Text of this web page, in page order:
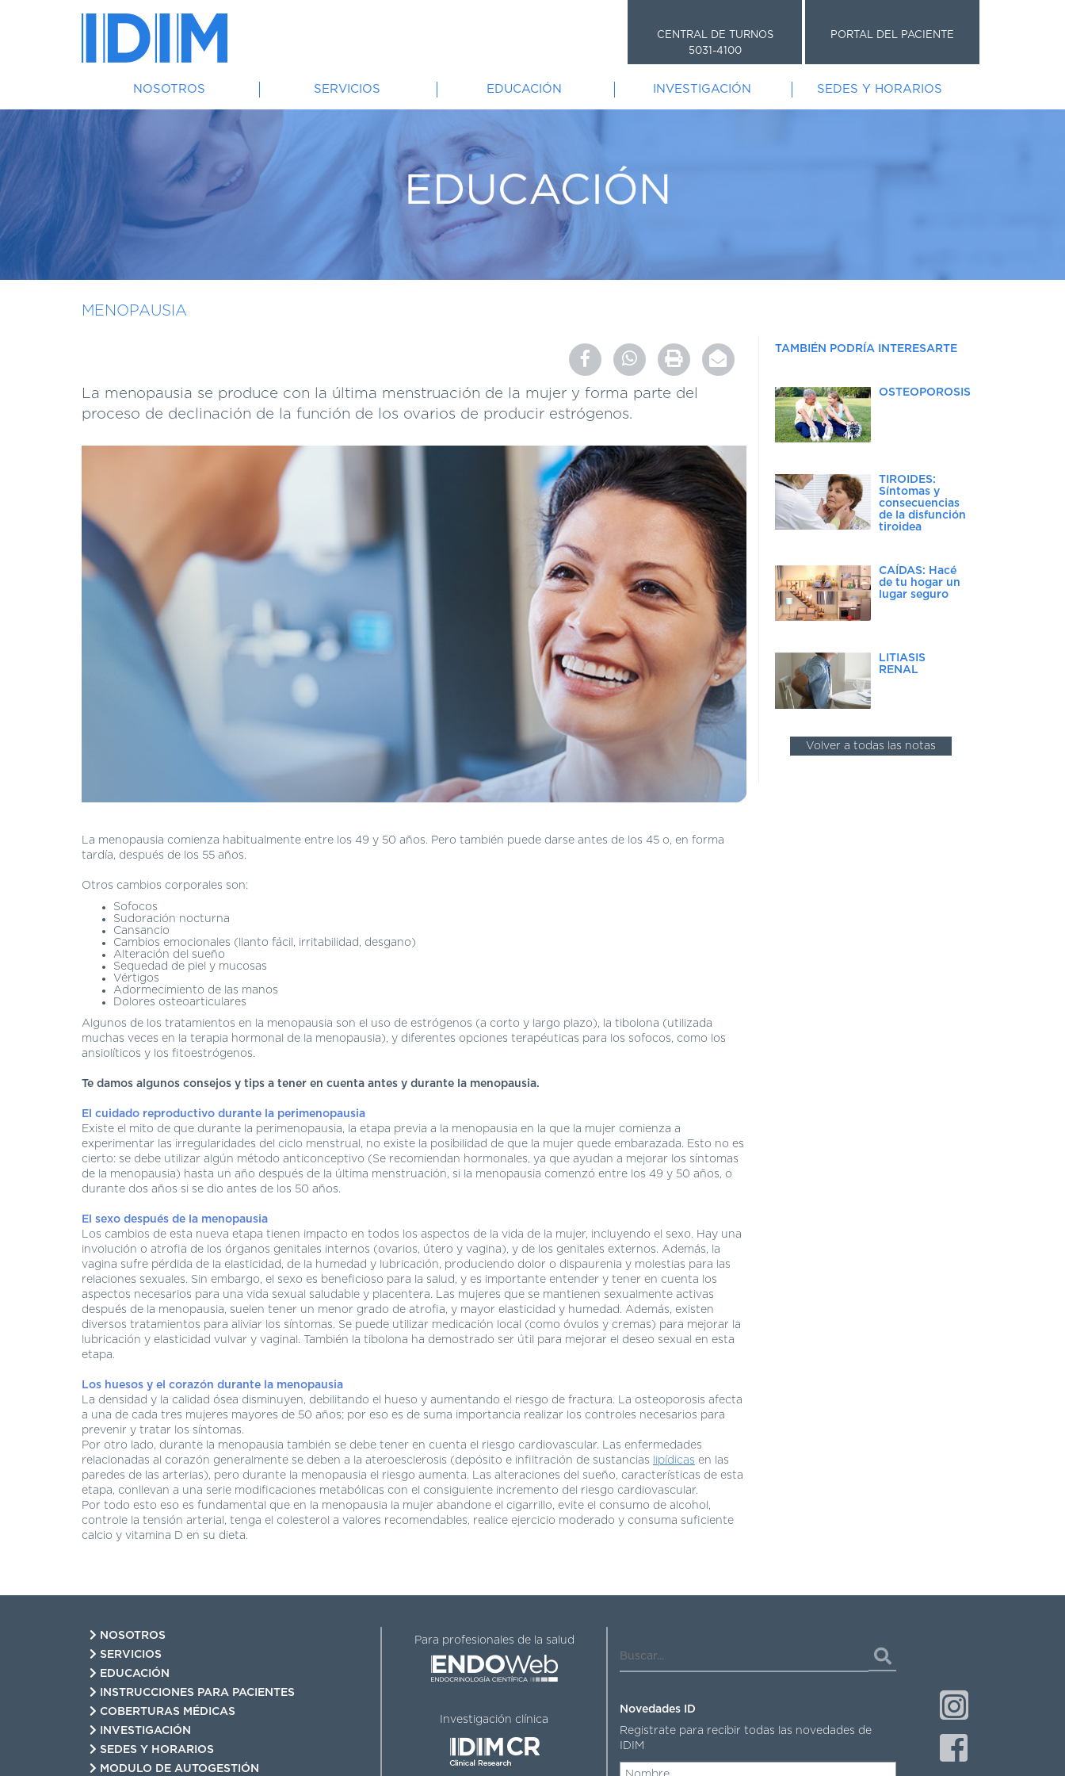
CENTRAL DE TURNOS
5031-4100
PORTAL DEL PACIENTE
NOSOTROS SERVICIOS EDUCACIÓN INVESTIGACIÓN SEDES Y HORARIOS
MENOPAUSIA
La menopausia se produce con la última menstruación de la mujer y forma parte del
proceso de declinación de la función de los ovarios de producir estrógenos.
La menopausia comienza habitualmente entre los 49 y 50 años. Pero también puede darse antes de los 45 o, en forma
tardía, después de los 55 años.
Otros cambios corporales son:
Sofocos
Sudoración nocturna
Cansancio
Cambios emocionales (llanto fácil, irritabilidad, desgano)
Alteración del sueño
Sequedad de piel y mucosas
Vértigos
Adormecimiento de las manos
Dolores osteoarticulares
Algunos de los tratamientos en la menopausia son el uso de estrógenos (a corto y largo plazo), la tibolona (utilizada
muchas veces en la terapia hormonal de la menopausia), y diferentes opciones terapéuticas para los sofocos, como los
ansiolíticos y los fitoestrógenos.
Te damos algunos consejos y tips a tener en cuenta antes y durante la menopausia.
El cuidado reproductivo durante la perimenopausia
Existe el mito de que durante la perimenopausia, la etapa previa a la menopausia en la que la mujer comienza a
experimentar las irregularidades del ciclo menstrual, no existe la posibilidad de que la mujer quede embarazada. Esto no es
cierto: se debe utilizar algún método anticonceptivo (Se recomiendan hormonales, ya que ayudan a mejorar los síntomas
de la menopausia) hasta un año después de la última menstruación, si la menopausia comenzó entre los 49 y 50 años, o
durante dos años si se dio antes de los 50 años.
El sexo después de la menopausia
Los cambios de esta nueva etapa tienen impacto en todos los aspectos de la vida de la mujer, incluyendo el sexo. Hay una
involución o atrofia de los órganos genitales internos (ovarios, útero y vagina), y de los genitales externos. Además, la
vagina sufre pérdida de la elasticidad, de la humedad y lubricación, produciendo dolor o dispaurenia y molestias para las
relaciones sexuales. Sin embargo, el sexo es beneficioso para la salud, y es importante entender y tener en cuenta los
aspectos necesarios para una vida sexual saludable y placentera. Las mujeres que se mantienen sexualmente activas
después de la menopausia, suelen tener un menor grado de atrofia, y mayor elasticidad y humedad. Además, existen
diversos tratamientos para aliviar los síntomas. Se puede utilizar medicación local (como óvulos y cremas) para mejorar la
lubricación y elasticidad vulvar y vaginal. También la tibolona ha demostrado ser útil para mejorar el deseo sexual en esta
etapa.
Los huesos y el corazón durante la menopausia
La densidad y la calidad ósea disminuyen, debilitando el hueso y aumentando el riesgo de fractura. La osteoporosis afecta
a una de cada tres mujeres mayores de 50 años; por eso es de suma importancia realizar los controles necesarios para
prevenir y tratar los síntomas.
Por otro lado, durante la menopausia también se debe tener en cuenta el riesgo cardiovascular. Las enfermedades
relacionadas al corazón generalmente se deben a la ateroesclerosis (depósito e infiltración de sustancias
lipídicas en las
paredes de las arterias), pero durante la menopausia el riesgo aumenta. Las alteraciones del sueño, características de esta
etapa, conllevan a una serie modificaciones metabólicas con el consiguiente incremento del riesgo cardiovascular.
Por todo esto eso es fundamental que en la menopausia la mujer abandone el cigarrillo, evite el consumo de alcohol,
controle la tensión arterial, tenga el colesterol a valores recomendables, realice ejercicio moderado y consuma suficiente
calcio y vitamina D en su dieta.
TAMBIÉN PODRÍA INTERESARTE
OSTEOPOROSIS
TIROIDES:
Síntomas y
consecuencias
de la disfunción
tiroidea
CAÍDAS: Hacé
de tu hogar un
lugar seguro
LITIASIS
RENAL
Volver a todas las notas
NOSOTROS
SERVICIOS
EDUCACIÓN
INSTRUCCIONES PARA PACIENTES
COBERTURAS MÉDICAS
INVESTIGACIÓN
SEDES Y HORARIOS
MODULO DE AUTOGESTIÓN
Para profesionales de la salud
Investigación clínica
Novedades ID
Registrate para recibir todas las novedades de
IDIM